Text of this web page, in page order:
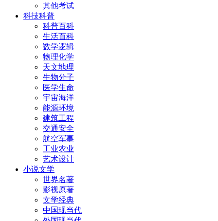
其他考试
科技科普
科普百科
生活百科
数学逻辑
物理化学
天文地理
生物分子
医学生命
宇宙海洋
能源环境
建筑工程
交通安全
航空军事
工业农业
艺术设计
小说文学
世界名著
影视原著
文学经典
中国现当代